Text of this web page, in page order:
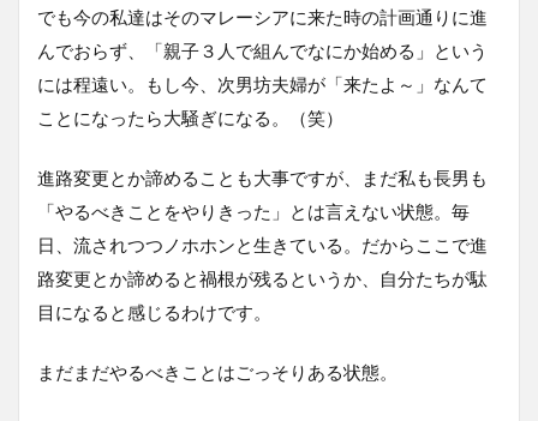
でも今の私達はそのマレーシアに来た時の計画通りに進
んでおらず、「親子３人で組んでなにか始める」という
には程遠い。もし今、次男坊夫婦が「来たよ～」なんて
ことになったら大騒ぎになる。（笑）
進路変更とか諦めることも大事ですが、まだ私も長男も
「やるべきことをやりきった」とは言えない状態。毎
日、流されつつノホホンと生きている。だからここで進
路変更とか諦めると禍根が残るというか、自分たちが駄
目になると感じるわけです。
まだまだやるべきことはごっそりある状態。